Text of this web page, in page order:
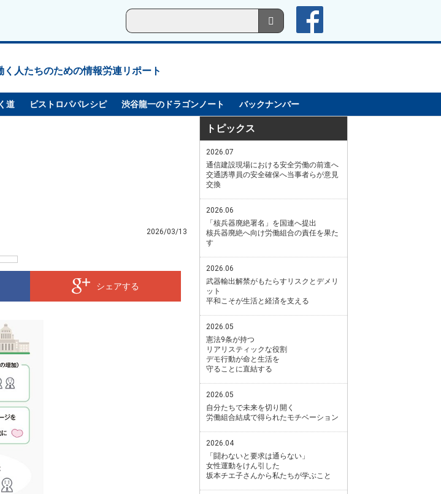
く人たちのための情報労連リポート
道 ビストロパパレシピ 渋谷龍一のドラゴンノート バックナンバー
2026/03/13
シェアする
トピックス
2026.07
通信建設現場における安全労働の前進へ
交通誘導員の安全確保へ当事者らが意見
交換
2026.06
「核兵器廃絶署名」を国連へ提出
核兵器廃絶へ向け労働組合の責任を果た
す
2026.06
武器輸出解禁がもたらすリスクとデメリ
ット
平和こそが生活と経済を支える
2026.05
憲法9条が持つ
リアリスティックな役割
デモ行動が命と生活を
守ることに直結する
2026.05
自分たちで未来を切り開く
労働組合結成で得られたモチベーション
2026.04
「闘わないと要求は通らない」
女性運動をけん引した
坂本チエ子さんから私たちが学ぶこと